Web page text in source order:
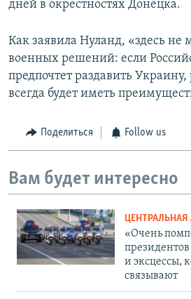
дней в окрестностях Донецка.
Как заявила Нуланд, «здесь
военных решений: если
предпочтет раздавить
всегда будет иметь
Поделиться Follow us
Вам будет интересно
ЦЕНТРАЛЬНАЯ
«Очень
и эксцессы,
связывают